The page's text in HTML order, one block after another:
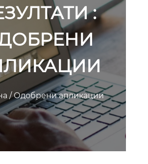
:
/Одобрени апликации